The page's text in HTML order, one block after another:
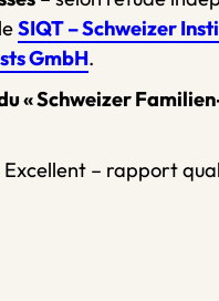
SIQT – Schweizer
GmbH.
« Schweizer
Excellent – rapport